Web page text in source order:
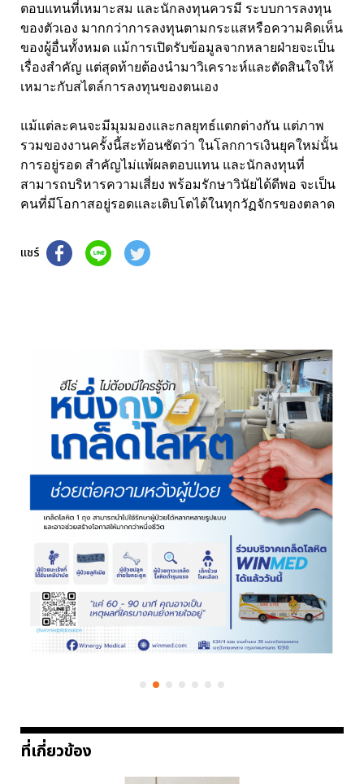
ตอบแทนที่เหมาะสม และนักลงทุนควรมี ระบบการลงทุน
ของตัวเอง มากกว่าการลงทุนตามกระแสหรือความคิดเห็น
ของผู้อื่นทั้งหมด แม้การเปิดรับข้อมูลจากหลายฝ่ายจะเป็น
เรื่องสำคัญ แต่สุดท้ายต้องนำมาวิเคราะห์และตัดสินใจให้
เหมาะกับสไตล์การลงทุนของตนเอง
แม้แต่ละคนจะมีมุมมองและกลยุทธ์แตกต่างกัน แต่ภาพ
รวมของงานครั้งนี้สะท้อนชัดว่า ในโลกการเงินยุคใหม่นั้น
การอยู่รอด สำคัญไม่แพ้ผลตอบแทน และนักลงทุนที่
สามารถบริหารความเสี่ยง พร้อมรักษาวินัยได้ดีพอ จะเป็น
คนที่มีโอกาสอยู่รอดและเติบโตได้ในทุกวัฏจักรของตลาด
แชร์
ที่เกี่ยวข้อง